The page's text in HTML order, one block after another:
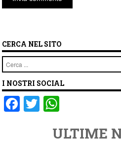
CERCA NEL SITO
Cerca
I NOSTRI SOCIAL
F
a
T
wi
at
ULTIME